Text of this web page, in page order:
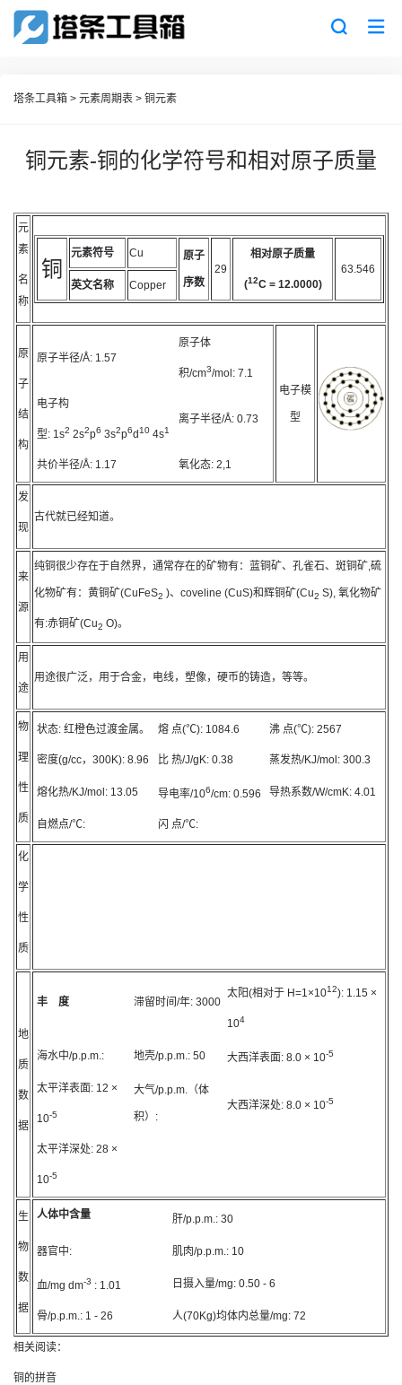
塔条工具箱 > 元素周期表 > 铜元素
铜元素-铜的化学符号和相对原子质量
元
素
名
称
铜
元素符号 Cu 原子
序数
29
相对原子质量
(12C = 12.0000)
63.546
英文名称
Copper
原
子
结
构
原子半径/Å: 1.57
原子体
积/cm3/mol: 7.1
电子构
型: 1s2 2s2p6 3s2p6d 10 4s1
离子半径/Å: 0.73
共价半径/Å: 1.17 氧化态: 2,1
电子模
型
发
现
古代就已经知道。
来
源
纯铜很少存在于自然界，通常存在的矿物有：蓝铜矿、孔雀石、斑铜矿,硫
化物矿有：黄铜矿(CuFeS2 )、coveline (CuS)和辉铜矿(Cu2 S), 氧化物矿
有:赤铜矿(Cu2 O)。
用
途
用途很广泛，用于合金，电线，塑像，硬币的铸造，等等。
物
理
性
质
状态: 红橙色过渡金属。 熔 点(℃): 1084.6 沸 点(℃): 2567
密度(g/cc，300K): 8.96 比 热/J/gK: 0.38 蒸发热/KJ/mol: 300.3
熔化热/KJ/mol: 13.05 导电率/106/cm: 0.596 导热系数/W/cmK: 4.01
自燃点/℃: 闪 点/℃:
化
学
性
质
地
质
数
据
丰 度 滞留时间/年: 3000
太阳(相对于 H=1×1012): 1.15 ×
104
海水中/p.p.m.: 地壳/p.p.m.: 50 大西洋表面: 8.0 × 10-5
太平洋表面: 12 ×
10-5
大气/p.p.m.（体
积）:
大西洋深处: 8.0 × 10-5
太平洋深处: 28 ×
10-5
生
物
数
据
人体中含量 肝/p.p.m.: 30
器官中: 肌肉/p.p.m.: 10
血/mg dm-3 : 1.01 日摄入量/mg: 0.50 - 6
骨/p.p.m.: 1 - 26 人(70Kg)均体内总量/mg: 72
相关阅读：
铜的拼音